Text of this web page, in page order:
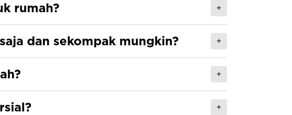
rumah? +
dan sekompak mungkin? +
+
+